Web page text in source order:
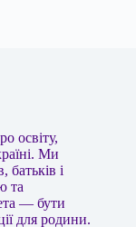
освіту,
Ми
і
та
— бути
для родини.